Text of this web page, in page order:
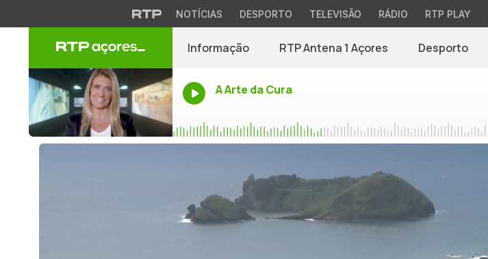
NOTÍCIAS DESPORTO TELEVISÃO RÁDIO RTP PLAY
Informação RTP Antena 1 Açores Desporto
A Arte da Cura